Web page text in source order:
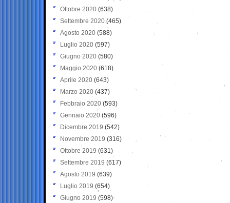
Ottobre 2020 (638)
Settembre 2020(465)
Agosto 2020 (588)
Luglio 2020 (597)
Giugno 2020 (580)
Maggio 2020 (618)
Aprile 2020 (643)
Marzo 2020 (437)
Febbraio 2020 (593)
Gennaio 2020 (596)
Dicembre 2019 (542)
Novembre 2019 (316)
Ottobre 2019 (631)
Settembre 2019 (617)
Agosto 2019 (639)
Luglio 2019 (654)
Giugno 2019 (598)